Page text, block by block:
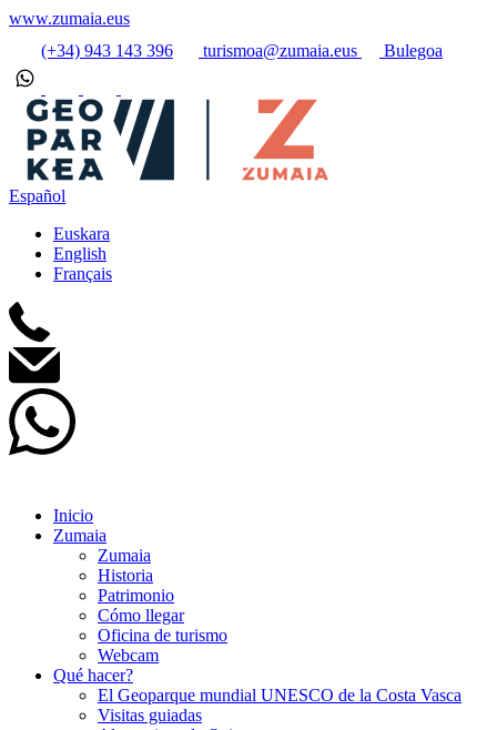
www.zumaia.eus
(+34) 943 143 396
turismoa@zumaia.eus Bulegoa
Español
Euskara
English
Français
Inicio
Zumaia
Zumaia
Historia
Patrimonio
Cómo llegar
Oficina de turismo
Webcam
Qué hacer?
El Geoparque mundial UNESCO de la Costa Vasca
Visitas guiadas